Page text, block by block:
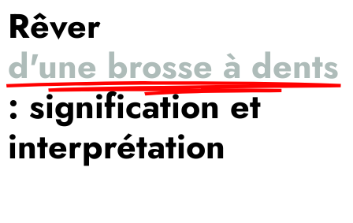
Rêver
d'une brosse à dents
: signification et
interprétation